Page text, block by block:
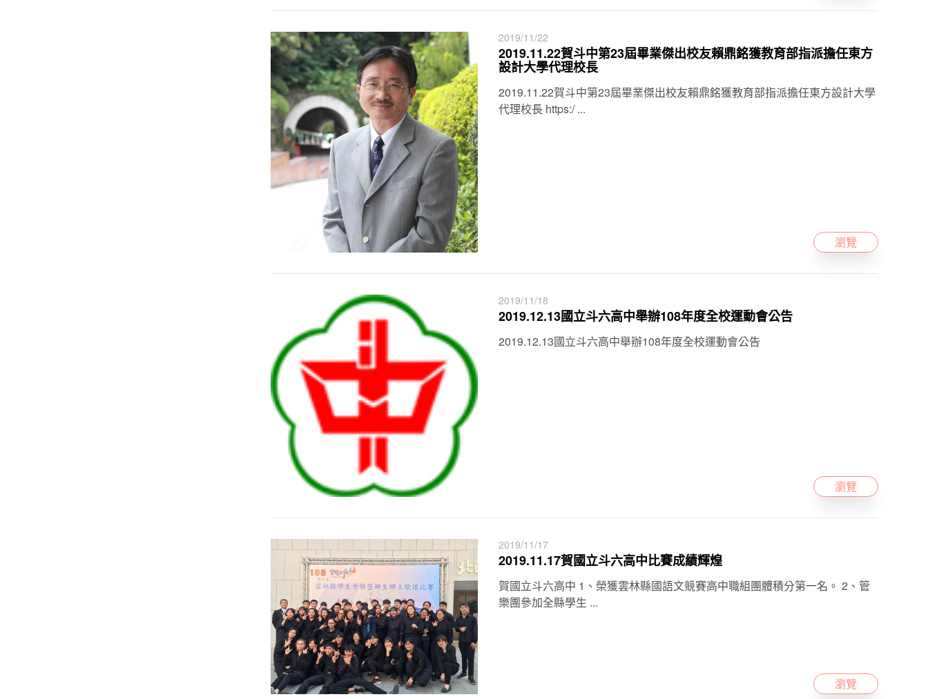
2019/11/22
2019.11.22賀斗中第23屆畢業傑出校友賴鼎銘獲教育部指派擔任東方
設計大學代理校長
2019.11.22賀斗中第23屆畢業傑出校友賴鼎銘獲教育部指派擔任東方設計大學
代理校長 https:/ ...
瀏覽
2019/11/18
2019.12.13國立斗六高中舉辦108年度全校運動會公告
2019.12.13國立斗六高中舉辦108年度全校運動會公告
瀏覽
2019/11/17
2019.11.17賀國立斗六高中比賽成績輝煌
賀國立斗六高中 1、榮獲雲林縣國語文競賽高中職組團體積分第一名。 2、管
樂團參加全縣學生 ...
瀏覽